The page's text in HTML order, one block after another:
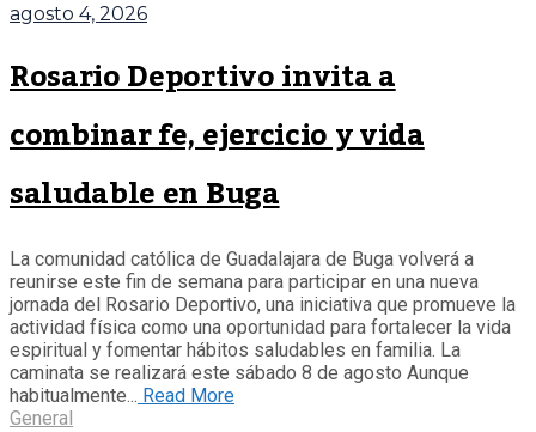
agosto 4, 2026
Rosario Deportivo invita a
combinar fe, ejercicio y vida
saludable en Buga
La comunidad católica de Guadalajara de Buga volverá a
reunirse este fin de semana para participar en una nueva
jornada del Rosario Deportivo, una iniciativa que promueve la
actividad física como una oportunidad para fortalecer la vida
espiritual y fomentar hábitos saludables en familia. La
caminata se realizará este sábado 8 de agosto Aunque
habitualmente... Read More
General